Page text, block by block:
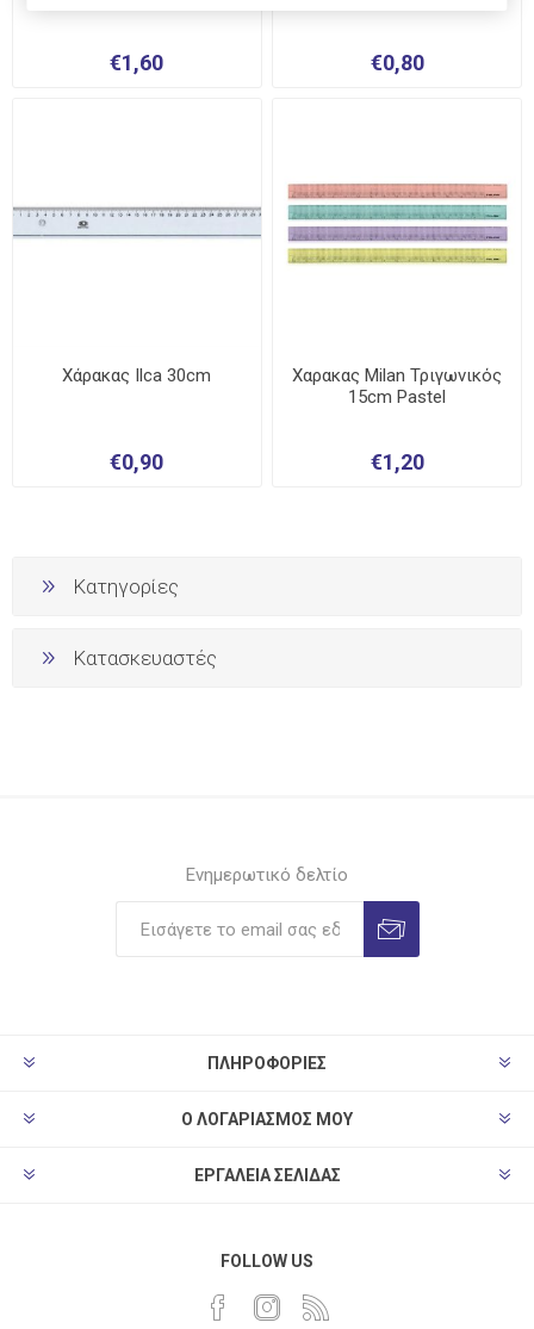
€1,60 €0,80
Χάρακας Ilca 30cm
€0,90
Χαρακας Milan Τριγωνικός
15cm Pastel
€1,20
Κατηγορίες
Κατασκευαστές
Ενημερωτικό δελτίο
ΠΛΗΡΟΦΟΡΊΕΣ
Ο ΛΟΓΑΡΙΑΣΜΌΣ ΜΟΥ
ΕΡΓΑΛΕΊΑ ΣΕΛΊΔΑΣ
FOLLOW US